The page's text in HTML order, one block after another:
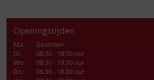
Openingstijden
Ma:
Gesloten
Di:
08.30 - 18.00 uur
Wo:
08.30 - 18.00 uur
Do:
08.30 - 18.00 uur